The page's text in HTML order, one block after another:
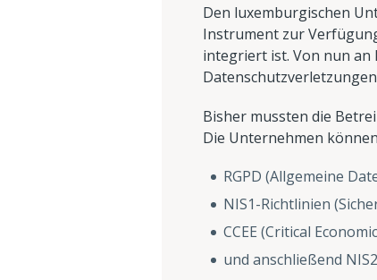
Den luxemburgischen
Instrument zur
integriert ist. Von nun an
Bisher mussten die
Die Unternehmen
RGPD (Allgemeine
NIS1-Richtlinien
CCEE (Critical
und anschließend